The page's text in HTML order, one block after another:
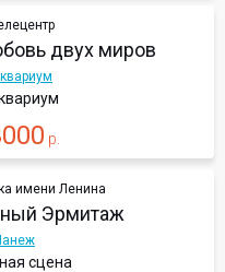
двух миров
р.
имени Ленина
Эрмитаж
сцена